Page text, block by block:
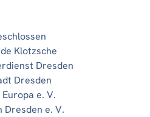
Klotzsche
Dresden
Dresden
e. V.
e. V.